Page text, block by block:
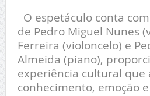
O espetáculo conta
de Pedro Miguel Nunes
Ferreira (violoncelo) e
Almeida (piano),
experiência cultural que
conhecimento, emoção